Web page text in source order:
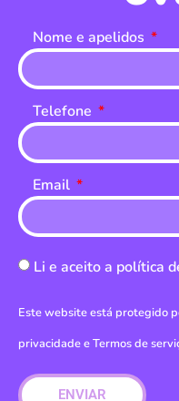
Nome e apelidos
Telefone
Email
Li e aceito a política
Este website está protegido
privacidadeeTermos de
ENVIAR